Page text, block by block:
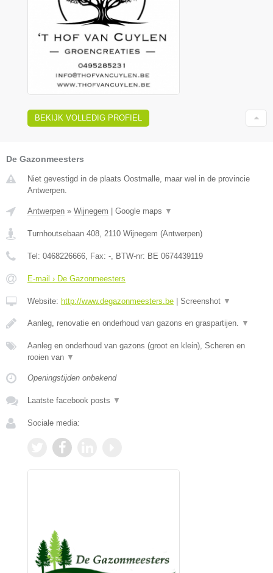
BEKIJK VOLLEDIG PROFIEL
De Gazonmeesters
Niet gevestigd in de plaats Oostmalle, maar wel in de provincie
Antwerpen.
Antwerpen » Wijnegem | Google maps ▼
Turnhoutsebaan 408 2110 Wijnegem (Antwerpen)
Tel: 0468226666 , Fax: - , BTW-nr: BE 0674439119
E-mail › De Gazonmeesters
Website: http://www.degazonmeesters.be | Screenshot ▼
Aanleg, renovatie en onderhoud van gazons en graspartijen. ▼
Aanleg en onderhoud van gazons (groot en klein), Scheren en
rooien van ▼
Openingstijden onbekend
Laatste facebook posts ▼
Sociale media: